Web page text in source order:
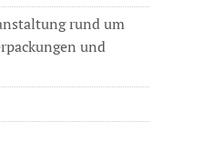
rund um
und